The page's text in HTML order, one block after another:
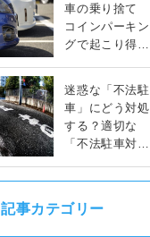
車の乗り捨て
コインパーキン
グで起こり得る
迷惑な「不法駐
車」にどう対処
する？適切な
「不法駐車対応
記事カテゴリー